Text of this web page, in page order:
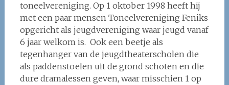
toneelvereniging. Op 1 oktober 1998 heeft hij
met een paar mensen Toneelvereniging Feniks
opgericht als jeugdvereniging waar jeugd vanaf
6 jaar welkom is. Ook een beetje als
tegenhanger van de jeugdtheaterscholen die
als paddenstoelen uit de grond schoten en die
dure dramalessen geven, waar misschien 1 op